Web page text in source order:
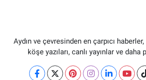
Aydın ve çevresinden en çarpıcı
köşe yazıları, canlı yayınlar ve daha